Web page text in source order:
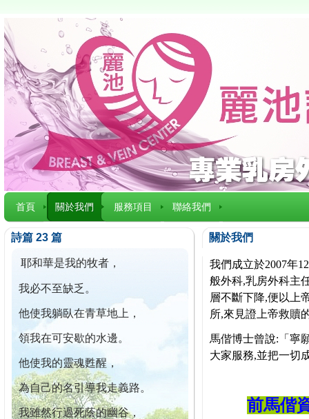
首頁 關於我們 服務項目 聯絡我們
詩篇 23 篇
耶和華是我的牧者，
我必不至缺乏。
他使我躺臥在青草地上，
領我在可安歇的水邊。
他使我的靈魂甦醒，
為自己的名引導我走義路。
我雖然行過死蔭的幽谷，
關於我們
我們成立於2007年
般外科,乳房外科主
層不斷下降,便以上
所,來見證上帝救贖
馬偕博士曾說:「寧
大家服務,並把一切
前馬偕